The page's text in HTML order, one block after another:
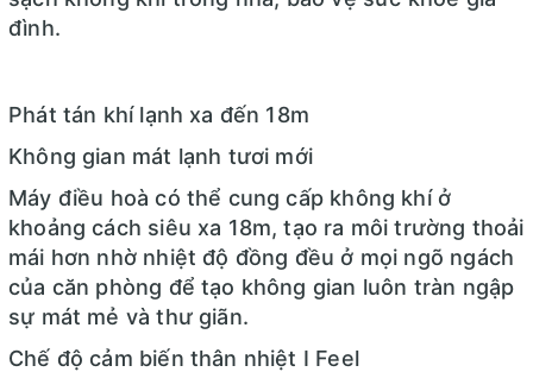
đình.
Phát tán khí lạnh xa đến 18m
Không gian mát lạnh tươi mới
Máy điều hoà có thể cung cấp không khí ở
khoảng cách siêu xa 18m, tạo ra môi trường thoải
mái hơn nhờ nhiệt độ đồng đều ở mọi ngõ ngách
của căn phòng để tạo không gian luôn tràn ngập
sự mát mẻ và thư giãn.
Chế độ cảm biến thân nhiệt I Feel